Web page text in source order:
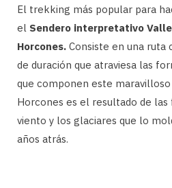
El trekking más popular para
el Sendero interpretativo
Horcones. Consiste en una ruta
de duración que atraviesa las
que componen este
Horcones es el resultado de las
viento y los glaciares que lo
años atrás.